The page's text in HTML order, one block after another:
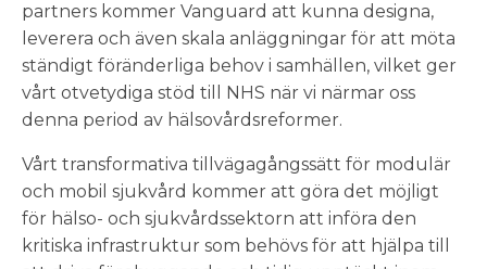
partners kommer Vanguard att kunna designa,
leverera och även skala anläggningar för att möta
ständigt föränderliga behov i samhällen, vilket ger
vårt otvetydiga stöd till NHS när vi närmar oss
denna period av hälsovårdsreformer.
Vårt transformativa tillvägagångssätt för modulär
och mobil sjukvård kommer att göra det möjligt
för hälso- och sjukvårdssektorn att införa den
kritiska infrastruktur som behövs för att hjälpa till